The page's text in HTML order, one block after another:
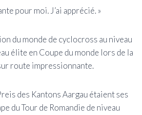
pour moi. J’ai apprécié. »
du monde de cyclocross au niveau
élite en Coupe du monde lors de la
route impressionnante.
des Kantons Aargau étaient ses
du Tour de Romandie de niveau